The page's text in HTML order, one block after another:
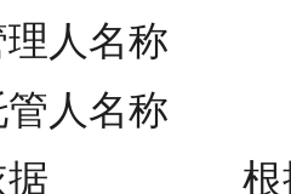
人名称
人名称